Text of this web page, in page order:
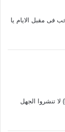
فى مقبل الايام يا
الكلمة في العنوان باكورد ( backward) لا تنشروا الجهل